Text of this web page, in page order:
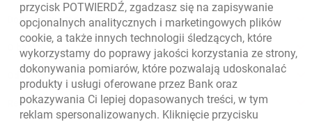
Dodatkowe produkty i usługi
O banku
Odpowiedzialny biznes
Regulacje zewnętrzne
przycisk POTWIERDŹ, zgadzasz się na zapisywanie
opcjonalnych analitycznych i marketingowych plików
cookie, a także innych technologii śledzących, które
wykorzystamy do poprawy jakości korzystania ze strony,
dokonywania pomiarów, które pozwalają udoskonalać
produkty i usługi oferowane przez Bank oraz
pokazywania Ci lepiej dopasowanych treści, w tym
reklam spersonalizowanych. Kliknięcie przycisku